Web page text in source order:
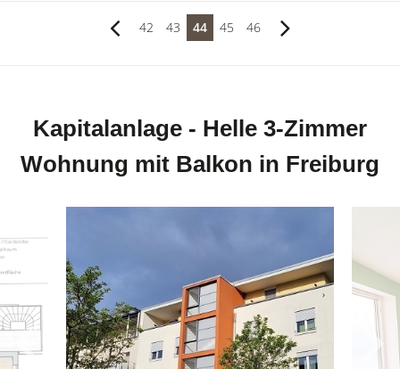
42 43 44 45 46
Kapitalanlage - Helle 3-Zimmer
Wohnung mit Balkon in Freiburg